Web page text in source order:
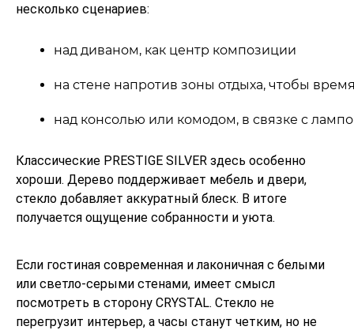
несколько сценариев:
над диваном, как центр композиции
на стене напротив зоны отдыха, чтобы
над консолью или комодом, в связке с
Классические PRESTIGE SILVER здесь особенно
хороши. Дерево поддерживает мебель и двери,
стекло добавляет аккуратный блеск. В итоге
получается ощущение собранности и уюта.
Если гостиная современная и лаконичная с белыми
или светло‑серыми стенами, имеет смысл
посмотреть в сторону CRYSTAL. Стекло не
перегрузит интерьер, а часы станут четким, но не